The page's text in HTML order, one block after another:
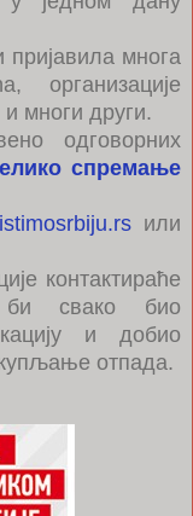
пријавила многа
организације
многи други.
одговорних
спремање
или
контактираће
би свако био
и добио
отпада.